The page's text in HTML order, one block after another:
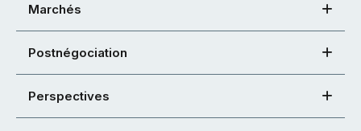
Marchés
Postnégociation
Perspectives